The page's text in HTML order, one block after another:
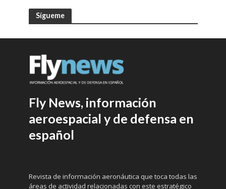
Sígueme
Fly News, información
aeroespacial y de defensa en
español
Revista de información aeronáutica que toca todas las
áreas de actividad relacionadas con este estratégico